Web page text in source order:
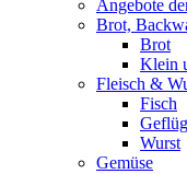
Angebote
Brot,
Brot
Klein
Fleisch &
Fisch
Wurst
Gemüse